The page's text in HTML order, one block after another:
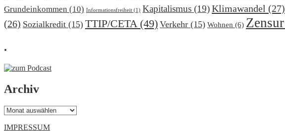
Grundeinkommen (10) Informationsfreiheit (1) Kapitalismus (19)Klimawandel (27)
(26) Sozialkredit (15) TTIP/CETA(49) Verkehr (15) Wohnen (6) Zensur
.
Archiv
Archiv
IMPRESSUM